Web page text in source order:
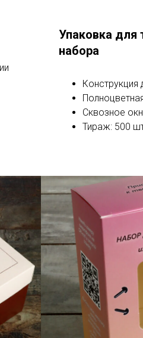
Упаковка для
набора
Конструкция
Сквозное
Тираж: 500